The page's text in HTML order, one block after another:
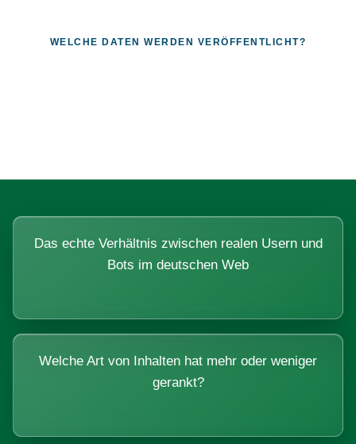
WELCHE DATEN WERDEN VERÖFFENTLICHT?
Das echte Verhältnis zwischen realen Usern und
Bots im deutschen Web
Welche Art von Inhalten hat mehr oder weniger
gerankt?